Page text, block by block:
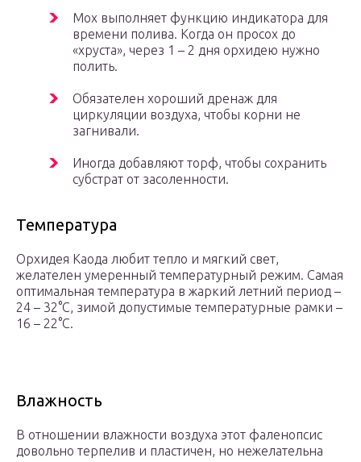
Мох выполняет функцию индикатора для
времени полива. Когда он просох до
«хруста», через 1 – 2 дня орхидею нужно
полить.
Обязателен хороший дренаж для
циркуляции воздуха, чтобы корни не
загнивали.
Иногда добавляют торф, чтобы сохранить
субстрат от засоленности.
Температура
Орхидея Каода любит тепло и мягкий свет,
желателен умеренный температурный режим. Самая
оптимальная температура в жаркий летний период –
24 – 32°C, зимой допустимые температурные рамки –
16 – 22°C.
Влажность
В отношении влажности воздуха этот фаленопсис
довольно терпелив и пластичен, но нежелательна